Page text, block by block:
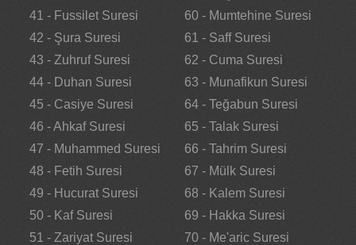
41 - Fussilet Suresi
42 - Şura Suresi
43 - Zuhruf Suresi
44 - Duhan Suresi
45 - Casiye Suresi
46 - Ahkaf Suresi
47 - Muhammed Suresi
48 - Fetih Suresi
49 - Hucurat Suresi
50 - Kaf Suresi
51 - Zariyat Suresi
60 - Mumtehine Suresi
61 - Saff Suresi
62 - Cuma Suresi
63 - Munafikun Suresi
64 - Teğabun Suresi
65 - Talak Suresi
66 - Tahrim Suresi
67 - Mülk Suresi
68 - Kalem Suresi
69 - Hakka Suresi
70 - Me'aric Suresi